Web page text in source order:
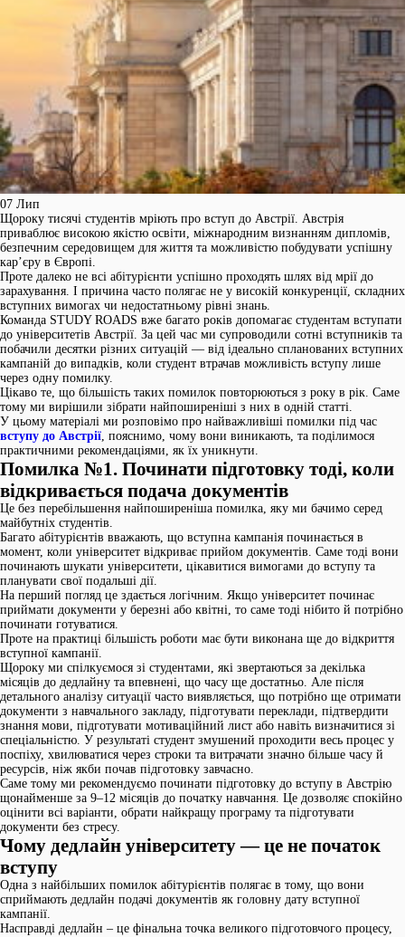
07 Лип
Щороку тисячі студентів мріють про вступ до Австрії. Австрія
приваблює високою якістю освіти, міжнародним визнанням дипломів,
безпечним середовищем для життя та можливістю побудувати успішну
кар’єру в Європі.
Проте далеко не всі абітурієнти успішно проходять шлях від мрії до
зарахування. І причина часто полягає не у високій конкуренції, складних
вступних вимогах чи недостатньому рівні знань.
Команда STUDY ROADS вже багато років допомагає студентам вступати
до університетів Австрії. За цей час ми супроводили сотні вступників та
побачили десятки різних ситуацій — від ідеально спланованих вступних
кампаній до випадків, коли студент втрачав можливість вступу лише
через одну помилку.
Цікаво те, що більшість таких помилок повторюються з року в рік. Саме
тому ми вирішили зібрати найпоширеніші з них в одній статті.
У цьому матеріалі ми розповімо про найважливіші помилки під час
вступу до Австрії, пояснимо, чому вони виникають, та поділимося
практичними рекомендаціями, як їх уникнути.
Помилка №1. Починати підготовку тоді, коли
відкривається подача документів
Це без перебільшення найпоширеніша помилка, яку ми бачимо серед
майбутніх студентів.
Багато абітурієнтів вважають, що вступна кампанія починається в
момент, коли університет відкриває прийом документів. Саме тоді вони
починають шукати університети, цікавитися вимогами до вступу та
планувати свої подальші дії.
На перший погляд це здається логічним. Якщо університет починає
приймати документи у березні або квітні, то саме тоді нібито й потрібно
починати готуватися.
Проте на практиці більшість роботи має бути виконана ще до відкриття
вступної кампанії.
Щороку ми спілкуємося зі студентами, які звертаються за декілька
місяців до дедлайну та впевнені, що часу ще достатньо. Але після
детального аналізу ситуації часто виявляється, що потрібно ще отримати
документи з навчального закладу, підготувати переклади, підтвердити
знання мови, підготувати мотиваційний лист або навіть визначитися зі
спеціальністю. У результаті студент змушений проходити весь процес у
поспіху, хвилюватися через строки та витрачати значно більше часу й
ресурсів, ніж якби почав підготовку завчасно.
Саме тому ми рекомендуємо починати підготовку до вступу в Австрію
щонайменше за 9–12 місяців до початку навчання. Це дозволяє спокійно
оцінити всі варіанти, обрати найкращу програму та підготувати
документи без стресу.
Чому дедлайн університету — це не початок
вступу
Одна з найбільших помилок абітурієнтів полягає в тому, що вони
сприймають дедлайн подачі документів як головну дату вступної
кампанії.
Насправді дедлайн – це фінальна точка великого підготовчого процесу,